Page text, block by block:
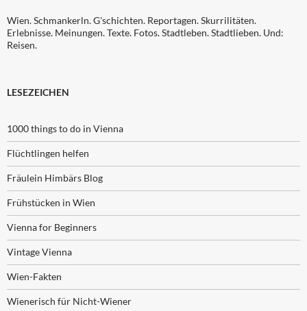
Wien. Schmankerln. G'schichten. Reportagen. Skurrilitäten.
Erlebnisse. Meinungen. Texte. Fotos. Stadtleben. Stadtlieben. Und:
Reisen.
LESEZEICHEN
1000 things to do in Vienna
Flüchtlingen helfen
Fräulein Himbärs Blog
Frühstücken in Wien
Vienna for Beginners
Vintage Vienna
Wien-Fakten
Wienerisch für Nicht-Wiener